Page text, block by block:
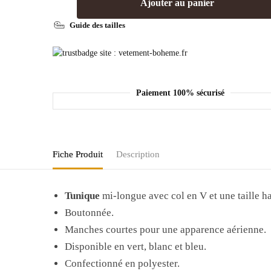
Ajouter au panier
Guide des tailles
Paiement 100% sécurisé
Fiche Produit Description
Tunique mi-longue avec col en V et une taille
Boutonnée.
Manches courtes pour une apparence aérienne.
Disponible en vert, blanc et bleu.
Confectionné en polyester.